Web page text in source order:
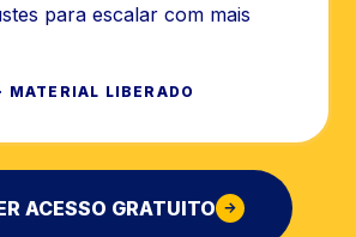
para escalar com mais
MATERIAL LIBERADO
ACESSO GRATUITO